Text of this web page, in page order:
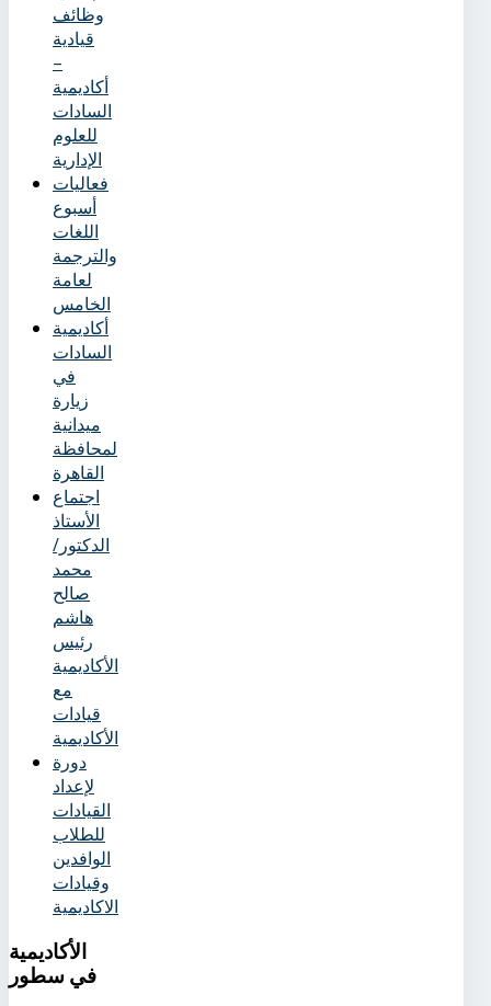
وظائف
قيادية
–
أكاديمية
السادات
للعلوم
الإدارية
فعاليات
أسبوع
اللغات
والترجمة
لعامة
الخامس
أكاديمية
السادات
في
زيارة
ميدانية
لمحافظة
القاهرة
اجتماع
الأستاذ
الدكتور/
محمد
صالح
هاشم
رئيس
الأكاديمية
مع
قيادات
الأكاديمية
دورة
لإعداد
القيادات
للطلاب
الوافدين
وقيادات
الاكاديمية
الأكاديمية
في سطور